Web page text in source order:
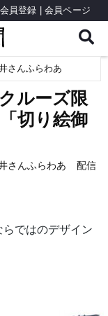
会員登録 会員ページ
さんふらわあ
ルーズ限
切り絵御
さんふらわあ
配信
ではのデザイン